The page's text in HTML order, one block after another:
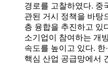
경로를 고찰하였다. 중
관된 거시 정책을 바탕
층 융합을 추진하고 있
소기업이 참여하는 개
속도를 높이고 있다. 한
핵심 산업 공급망에서